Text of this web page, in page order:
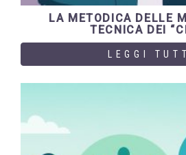
LA METODICA DELLE
TECNICA DEI
LEGGI